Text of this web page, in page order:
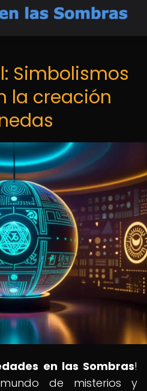
Simbolismos
la creación
en las Sombras!
de misterios y